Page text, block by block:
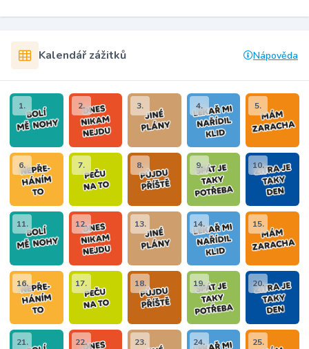
Kalendář zážitků Nápověda
1. 2. 3. 4. 5.
6. 7. 8. 9. 10.
11. 12. 13. 14. 15.
16. 17. 18. 19. 20.
21. 22. 23. 24. 25.